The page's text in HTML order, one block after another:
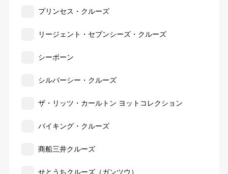
プリンセス・クルーズ
リージェント・セブンシーズ・クルーズ
シーボーン
シルバーシー・クルーズ
ザ・リッツ・カールトン ヨットコレクション
バイキング・クルーズ
商船三井クルーズ
せとうちクルーズ（ガンツウ）